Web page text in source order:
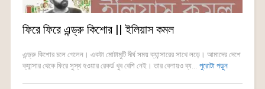
ফিরে ফিরে এন্ড্রু কিশোর || ইলিয়াস কমল
এন্ড্রু কিশোর চলে গেলেন। একটা মোটামুটি দীর্ঘ সময় ক্যান্সারের সাথে লড়ে। আমাদের দেশে
ক্যান্সার থেকে ফিরে সুস্থ হওয়ার রেকর্ড খুব বেশি নেই। তার বেলায়ও ব্য... পুরোটা পড়ুন